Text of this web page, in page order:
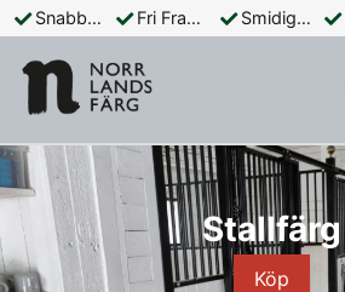
Snabba Leveranser Fri Frakt Över 899:- Smidiga Betalningar
Stallfärg
Köp